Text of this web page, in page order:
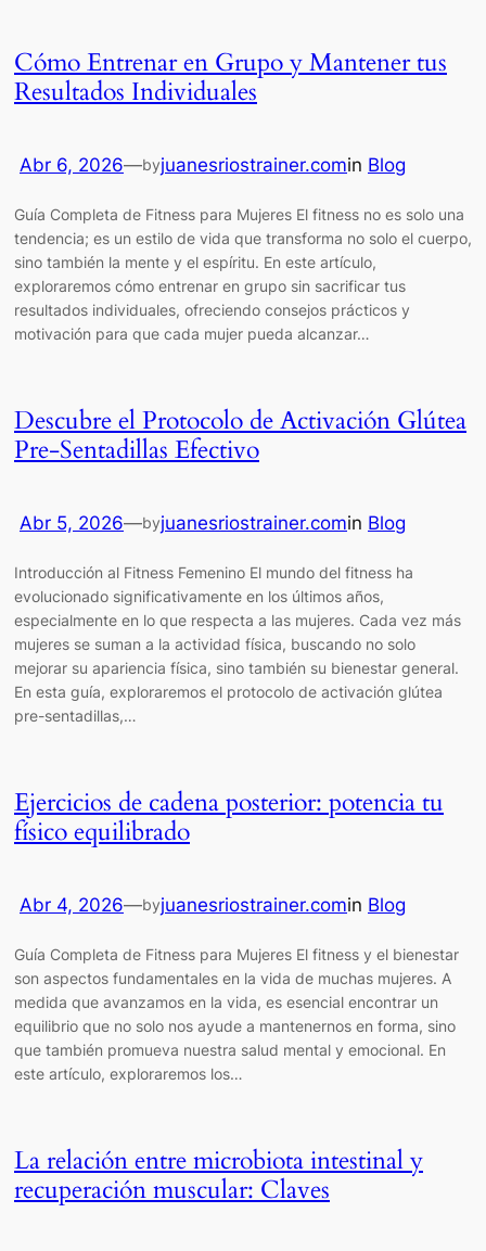
Cómo Entrenar en Grupo y Mantener tus
Resultados Individuales
Abr 6, 2026—byjuanesriostrainer.comin Blog
Guía Completa de Fitness para Mujeres El fitness no es solo una
tendencia; es un estilo de vida que transforma no solo el cuerpo,
sino también la mente y el espíritu. En este artículo,
exploraremos cómo entrenar en grupo sin sacrificar tus
resultados individuales, ofreciendo consejos prácticos y
motivación para que cada mujer pueda alcanzar…
Descubre el Protocolo de Activación Glútea
Pre-Sentadillas Efectivo
Abr 5, 2026—byjuanesriostrainer.comin Blog
Introducción al Fitness Femenino El mundo del fitness ha
evolucionado significativamente en los últimos años,
especialmente en lo que respecta a las mujeres. Cada vez más
mujeres se suman a la actividad física, buscando no solo
mejorar su apariencia física, sino también su bienestar general.
En esta guía, exploraremos el protocolo de activación glútea
pre-sentadillas,…
Ejercicios de cadena posterior: potencia tu
físico equilibrado
Abr 4, 2026—byjuanesriostrainer.comin Blog
Guía Completa de Fitness para Mujeres El fitness y el bienestar
son aspectos fundamentales en la vida de muchas mujeres. A
medida que avanzamos en la vida, es esencial encontrar un
equilibrio que no solo nos ayude a mantenernos en forma, sino
que también promueva nuestra salud mental y emocional. En
este artículo, exploraremos los…
La relación entre microbiota intestinal y
recuperación muscular: Claves